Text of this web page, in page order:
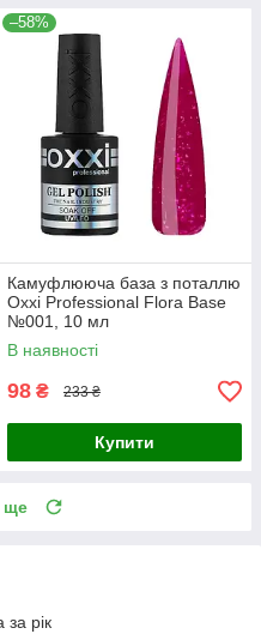
–58%
Камуфлююча база з поталлю
Oxxi Professional Flora Base
№001, 10 мл
В наявності
98 ₴ 233 ₴
Купити
ще
за рік